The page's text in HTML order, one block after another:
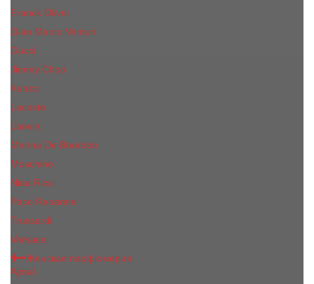
Franck Oliver
Gian Marco Venturi
Gucci
Jimmy Choo
Kenzo
Lacoste
Lanvin
Marina De Bourbon
Moschino
Nina Ricci
Paco Rabanne
Trussardi
Versace
Женская парфюмерия
Ajmal